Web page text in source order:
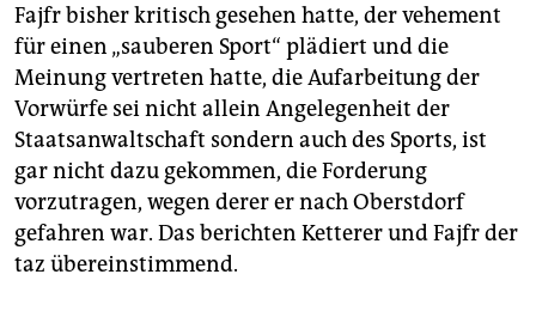
Fajfr bisher kritisch gesehen hatte, der vehement
für einen „sauberen Sport“ plädiert und die
Meinung vertreten hatte, die Aufarbeitung der
Vorwürfe sei nicht allein Angelegenheit der
Staatsanwaltschaft sondern auch des Sports, ist
gar nicht dazu gekommen, die Forderung
vorzutragen, wegen derer er nach Oberstdorf
gefahren war. Das berichten Ketterer und Fajfr der
taz übereinstimmend.